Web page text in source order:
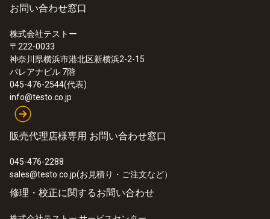
お問い合わせ窓口
株式会社テストー
〒222-0033
神奈川県横浜市港北区新横浜2-2-15
パレアナビル 7階
045-476-2544(代表)
info@testo.co.jp
販売代理店様専用 お問い合わせ窓口
045-476-2288
sales@testo.co.jp(お見積り・ご注文など）
修理・校正に関するお問い合わせ